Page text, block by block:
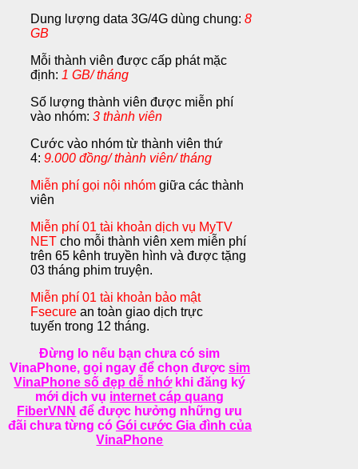
Dung lượng data 3G/4G dùng chung: 8
GB
Mỗi thành viên được cấp phát mặc
định: 1 GB/ tháng
Số lượng thành viên được miễn phí
vào nhóm: 3 thành viên
Cước vào nhóm từ thành viên thứ
4: 9.000 đồng/ thành viên/ tháng
Miễn phí gọi nội nhóm giữa các thành
viên
Miễn phí 01 tài khoản dịch vụ MyTV
NET cho mỗi thành viên xem miễn phí
trên 65 kênh truyền hình và được tặng
03 tháng phim truyện.
Miễn phí 01 tài khoản bảo mật
Fsecure an toàn giao dịch trực
tuyến trong 12 tháng.
Đừng lo nếu bạn chưa có sim
VinaPhone, gọi ngay để chọn được sim
VinaPhone số đẹp dễ nhớkhi đăng ký
mới dịch vụ internet cáp quang
FiberVNN để được hưởng những ưu
đãi chưa từng có Gói cước Gia đình của
VinaPhone